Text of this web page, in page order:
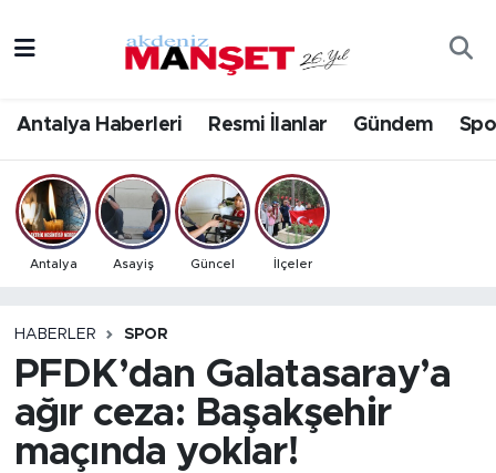
Antalya Haberleri Resmi İlanlar Gündem
Antalya Asayiş Güncel İlçeler
HABERLER SPOR
PFDK’dan Galatasaray’a
ağır ceza: Başakşehir
maçında yoklar!
Bilim & Teknoloji
Eğitim
Ekonomi
Gündem
İlçeler
Antalya Hava Durumu
Antalya Namaz Vakitleri
Antalya Trafik Yoğunluk Haritası
Tüm Manşetler
Son Dakika Haberleri